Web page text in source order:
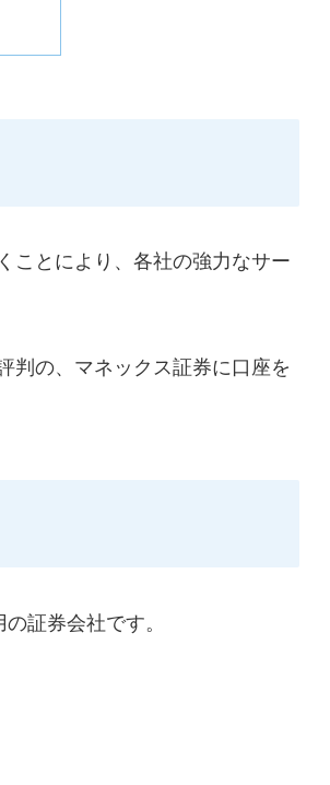
ことにより、各社の強力なサー
判の、マネックス証券に口座を
証券会社です。